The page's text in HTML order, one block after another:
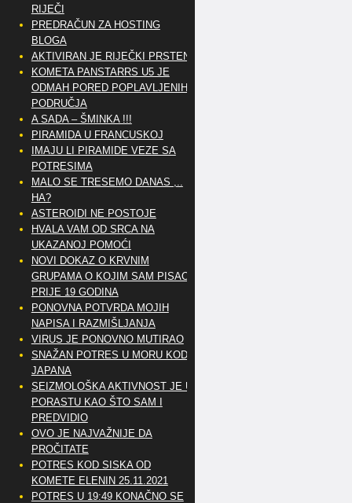
RIJEČI
PREDRAČUN ZA HOSTING
BLOGA
AKTIVIRAN JE RIJEČKI PRSTEN
KOMETA PANSTARRS U5 JE
ODMAH PORED POPLAVLJENIH
PODRUČJA
A SADA – ŠMINKA !!!
PIRAMIDA U FRANCUSKOJ
IMAJU LI PIRAMIDE VEZE SA
POTRESIMA
MALO SE TRESEMO DANAS ,..
HA?
ASTEROIDI NE POSTOJE
HVALA VAM OD SRCA NA
UKAZANOJ POMOĆI
NOVI DOKAZ O KRVNIM
GRUPAMA O KOJIM SAM PISAO
PRIJE 19 GODINA
PONOVNA POTVRDA MOJIH
NAPISA I RAZMIŠLJANJA
VIRUS JE PONOVNO MUTIRAO
SNAŽAN POTRES U MORU KOD
JAPANA
SEIZMOLOŠKA AKTIVNOST JE U
PORASTU KAO ŠTO SAM I
PREDVIDIO
OVO JE NAJVAŽNIJE DA
PROČITATE
POTRES KOD SISKA OD
KOMETE ELENIN 25.11.2021
POTRES U 19:49 KONAČNO SE